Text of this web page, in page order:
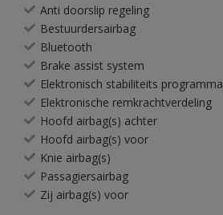
Anti doorslip regeling
Bestuurdersairbag
Bluetooth
Brake assist system
Elektronisch stabiliteits programma
Elektronische remkrachtverdeling
Hoofd airbag(s) achter
Hoofd airbag(s) voor
Knie airbag(s)
Passagiersairbag
Zij airbag(s) voor